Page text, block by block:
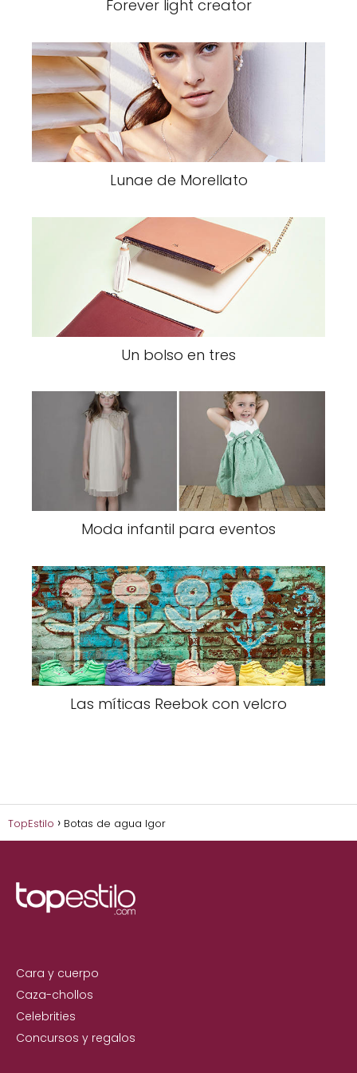
Forever light creator
Lunae de Morellato
Un bolso en tres
Moda infantil para eventos
Las míticas Reebok con velcro
TopEstilo Botas de agua Igor
Cara y cuerpo
Caza-chollos
Celebrities
Concursos y regalos